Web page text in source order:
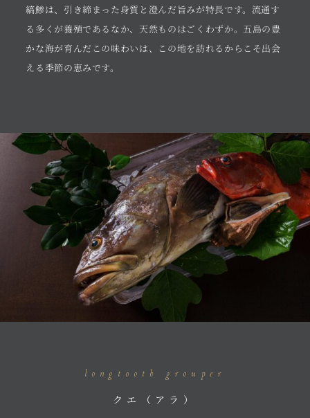
縞鯵は、引き締まった身質と澄んだ旨みが特長です。流通す
る多くが養殖であるなか、天然ものはごくわずか。五島の豊
かな海が育んだこの味わいは、この地を訪れるからこそ出会
える季節の恵みです。
longtooth grouper
クエ（アラ）